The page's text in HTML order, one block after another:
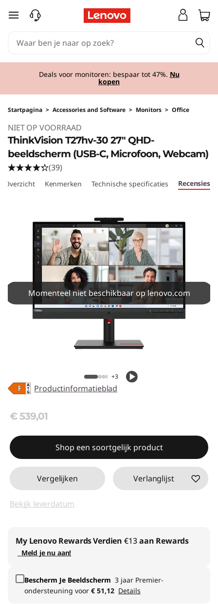
Ga naar de hoofdinhoud
Deals voor monitoren: bespaar tot 47%. Nu
kopen
Startpagina > Accessories and Software > Monitors > Office
NIET OP VOORRAAD
ThinkVision T27hv-30 27" QHD-
beeldscherm (USB-C, Microfoon, Webcam)
(39)
Overzicht Kenmerken Technische specificaties Recensies
Momenteel niet beschikbaar op lenovo.com
+3
Productinformatieblad
€ 539,01
Shop een soortgelijk product
Vergelijken Verlanglijst
Bekijk leverdatum
My Lenovo RewardsVerdien€13aan Rewards
Meld je nu aan!
Bescherm Je Beeldscherm 3 jaar Premier-
ondersteuning voor € 51,12 Details